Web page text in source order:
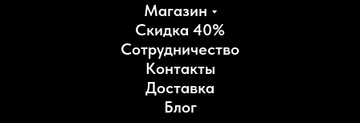
Магазин
Скидка 40%
Сотрудничество
Контакты
Доставка
Блог